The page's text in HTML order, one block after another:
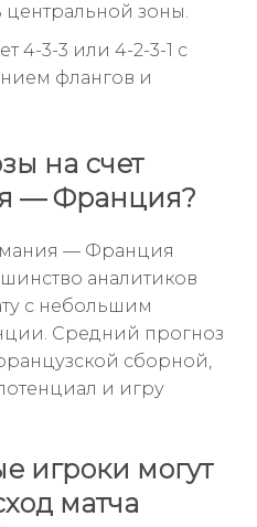
центральной зоны.
4-3-3 или 4-2-3-1 с
флангов и
на счет
— Франция?
— Франция
аналитиков
с небольшим
Средний прогноз
сборной,
и игру
игроки могут
матча